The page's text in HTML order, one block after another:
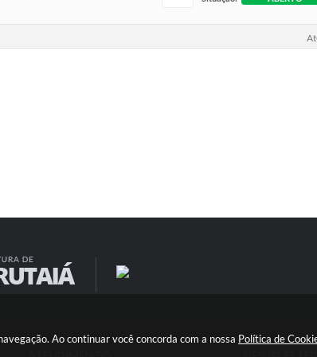
Ao continuar você concorda com a nossa Política de